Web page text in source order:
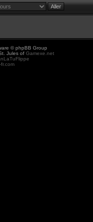
© phpBB Group
Jules of Gamexe.net